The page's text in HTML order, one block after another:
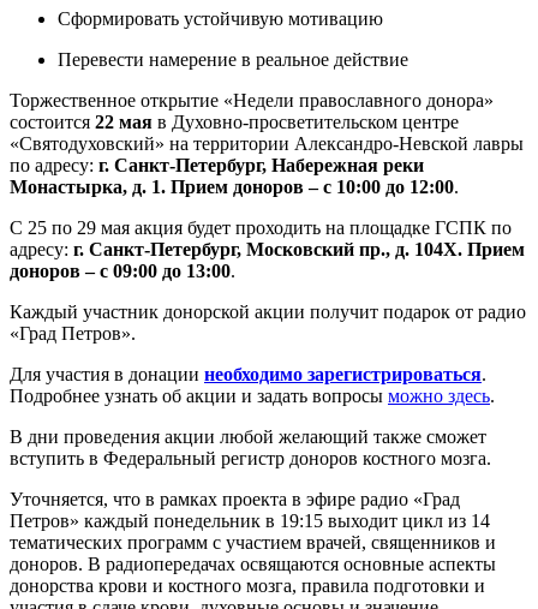
Сформировать устойчивую мотивацию
Перевести намерение в реальное действие
Торжественное открытие «Недели православного донора»
состоится 22 мая в Духовно-просветительском центре
«Святодуховский» на территории Александро-Невской лавры
по адресу: г. Санкт-Петербург, Набережная реки
Монастырка, д. 1. Прием доноров – с 10:00 до 12:00.
С 25 по 29 мая акция будет проходить на площадке ГСПК по
адресу: г. Санкт-Петербург, Московский пр., д. 104Х. Прием
доноров – с 09:00 до 13:00.
Каждый участник донорской акции получит подарок от радио
«Град Петров».
Для участия в донации необходимо зарегистрироваться.
Подробнее узнать об акции и задать вопросы можно здесь.
В дни проведения акции любой желающий также сможет
вступить в Федеральный регистр доноров костного мозга.
Уточняется, что в рамках проекта в эфире радио «Град
Петров» каждый понедельник в 19:15 выходит цикл из 14
тематических программ с участием врачей, священников и
доноров. В радиопередачах освящаются основные аспекты
донорства крови и костного мозга, правила подготовки и